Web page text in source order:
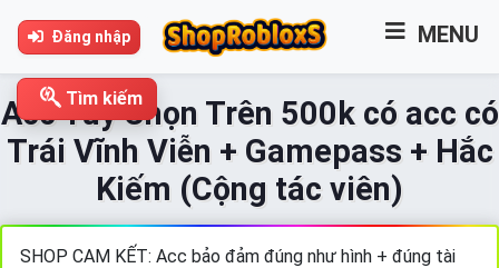
Đăng nhập MENU
Acc Tùy Chọn Trên 500k có acc có
Trái Vĩnh Viễn + Gamepass + Hắc
Kiếm (Cộng tác viên)
SHOP CAM KẾT: Acc bảo đảm đúng như hình + đúng tài
Tìm kiếm